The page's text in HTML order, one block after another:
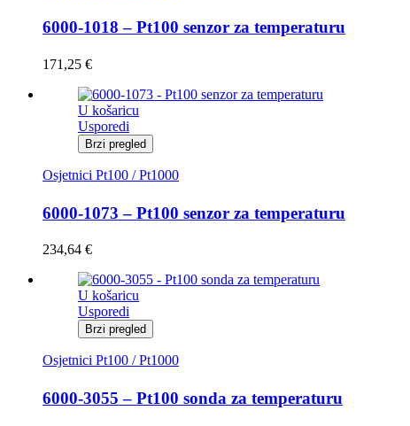
6000-1018 – Pt100 senzor za temperaturu
171,25 €
U košaricu
Usporedi
Brzi pregled
Osjetnici Pt100 / Pt1000
6000-1073 – Pt100 senzor za temperaturu
234,64 €
U košaricu
Usporedi
Brzi pregled
Osjetnici Pt100 / Pt1000
6000-3055 – Pt100 sonda za temperaturu